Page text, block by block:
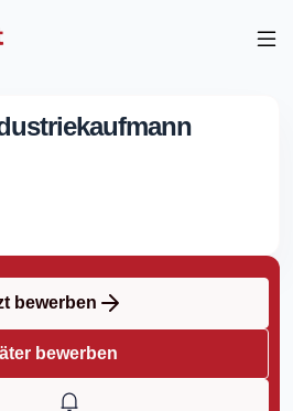
bewerben
bewerben